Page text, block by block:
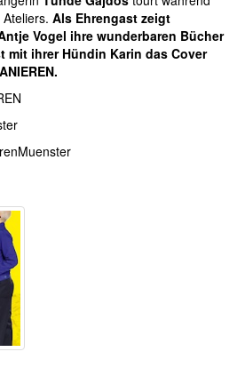
Als Ehrengast zeigt
Vogel ihre wunderbaren Bücher
mit ihrer Hündin Karin das Cover